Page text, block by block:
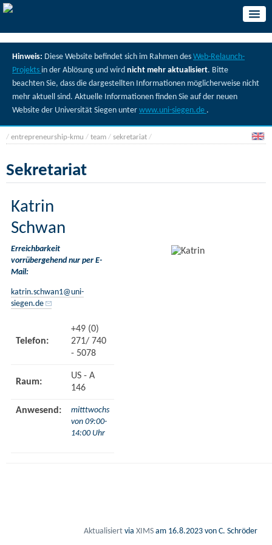
Hinweis: Diese Website befindet sich im Rahmen des Web-Relaunch-
Projekts in der Ablösung und wird nicht mehr aktualisiert. Bitte
beachten Sie, dass die dargestellten Informationen möglicherweise nicht
mehr aktuell sind. Aktuelle Informationen finden Sie auf der neuen
Website der Universität Siegen unter www.uni-siegen.de .
/ entrepreneurship-kmu / team / sekretariat /
Sekretariat
Katrin
Schwan
Erreichbarkeit
vorrübergehend nur per E-
Mail:
katrin.schwan1@uni-
siegen.de
Telefon:
+49 (0)
271/ 740
- 5078
Raum:
US - A
146
Anwesend:
mitttwochs
von 09:00-
14:00 Uhr
Aktualisiertvia XIMSam 16.8.2023von C. Schröder